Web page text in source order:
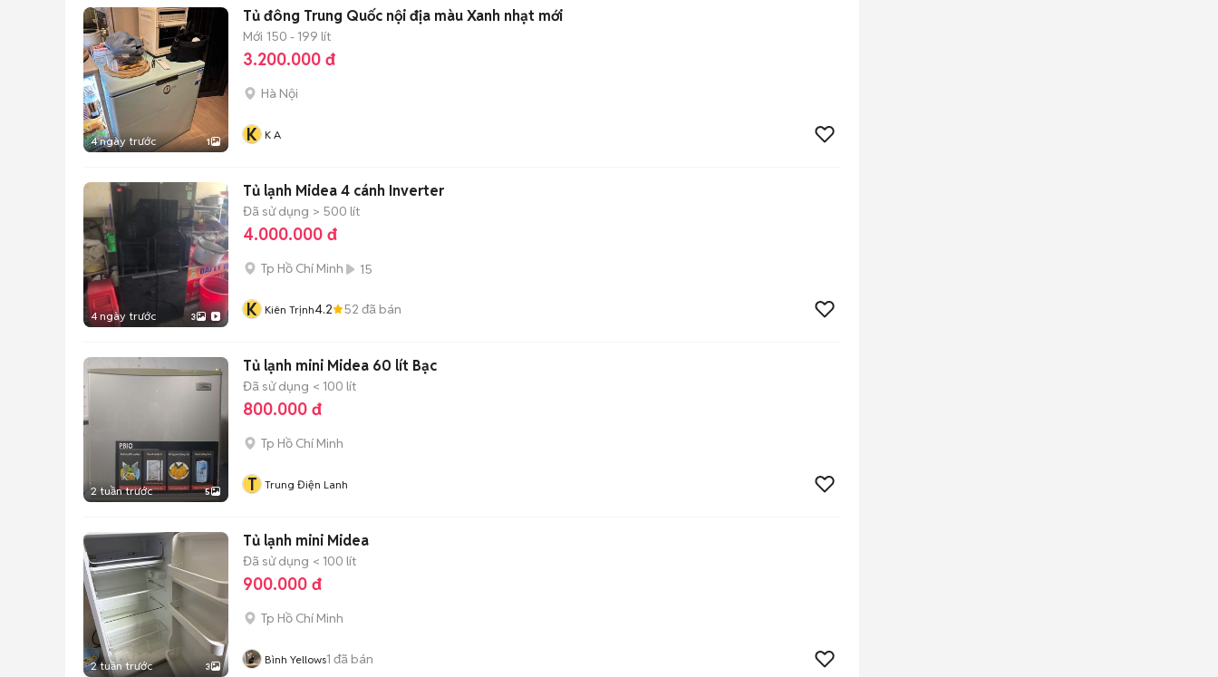
4 ngày trước 1
Tủ đông Trung Quốc nội địa màu Xanh nhạt mới
Mới 150 - 199 lít
3.200.000 đ
Hà Nội
K K A
4 ngày trước 3
Tủ lạnh Midea 4 cánh Inverter
Đã sử dụng > 500 lít
4.000.000 đ
Tp Hồ Chí Minh 15
K Kiên Trịnh4.2 52 đã bán
2 tuần trước 5
Tủ lạnh mini Midea 60 lít Bạc
Đã sử dụng < 100 lít
800.000 đ
Tp Hồ Chí Minh
T Trung Điện Lanh
2 tuần trước 3
Tủ lạnh mini Midea
Đã sử dụng < 100 lít
900.000 đ
Tp Hồ Chí Minh
Bình Yellows1 đã bán